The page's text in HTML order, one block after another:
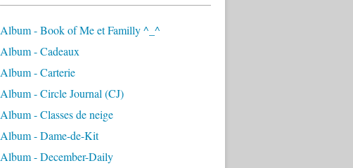
Album - Book of Me et Familly ^_^
Album - Cadeaux
Album - Carterie
Album - Circle Journal (CJ)
Album - Classes de neige
Album - Dame-de-Kit
Album - December-Daily